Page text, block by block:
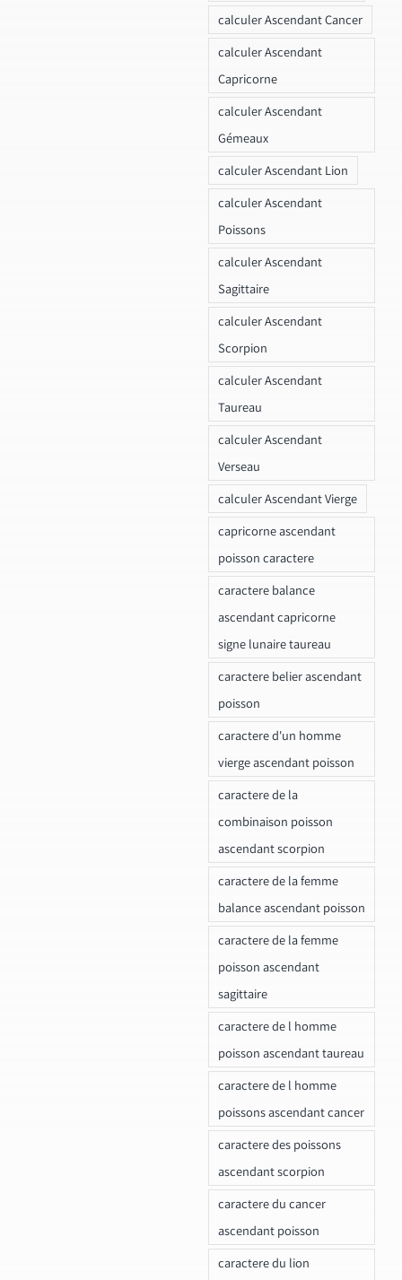
calculer Ascendant Cancer
calculer Ascendant
Capricorne
calculer Ascendant
Gémeaux
calculer Ascendant Lion
calculer Ascendant
Poissons
calculer Ascendant
Sagittaire
calculer Ascendant
Scorpion
calculer Ascendant
Taureau
calculer Ascendant
Verseau
calculer Ascendant Vierge
capricorne ascendant
poisson caractere
caractere balance
ascendant capricorne
signe lunaire taureau
caractere belier ascendant
poisson
caractere d'un homme
vierge ascendant poisson
caractere de la
combinaison poisson
ascendant scorpion
caractere de la femme
balance ascendant poisson
caractere de la femme
poisson ascendant
sagittaire
caractere de l homme
poisson ascendant taureau
caractere de l homme
poissons ascendant cancer
caractere des poissons
ascendant scorpion
caractere du cancer
ascendant poisson
caractere du lion